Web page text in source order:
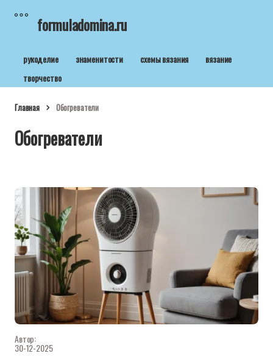
formuladomina.ru
рукоделие знаменитости схемы вязания
вязание
творчество
Главная Обогреватели
Обогреватели
Автор:
30-12-2025